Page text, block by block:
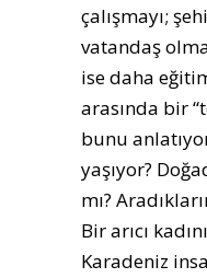
çalışmayı;
vatandaş
ise daha
arasında bir
bunu
yaşıyor?
mı?
Bir arıcı
Karadeniz